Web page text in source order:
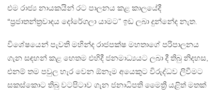
එම රාජ්‍ය නායකයින් රට පාලනය කළ කාලයේදී
“ප්‍රජාතන්ත්‍රවාදය දෝරේගලා යාමට” ඉඩ ලබා දුන්නේද නැත.
විශේෂයෙන් පැවති මහින්ද රාජපක්ෂ මහතාගේ පරිපාලනය
ගැන සඳහන් කළ හෙතම එහිදී ජනමාධ්‍යයට ලබා දී තිබු නිදහස,
එනම් තම පවුල හැර වෙන ඕනෑම අයෙකුට විරුද්ධව ලිවීමට
සකස්කොට තිබු වටපිටාව ගැන ජනාධිපති මෛත්‍රී යළිත් මතක්